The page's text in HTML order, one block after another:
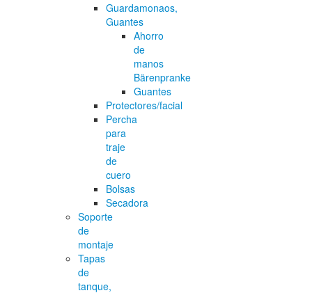
Guardamonaos,
Guantes
Ahorro
de
manos
Bärenpranke
Guantes
Protectores/facial
Percha
para
traje
de
cuero
Bolsas
Secadora
Soporte
de
montaje
Tapas
de
tanque,